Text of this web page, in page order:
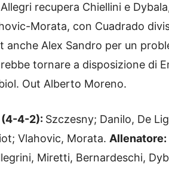
recupera Chiellini e
Morata, con Cuadrado
anche Alex Sandro per un
tornare a disposizione di
Out Alberto Moreno.
(4-4-2): Szczesny; Danilo, De
Vlahovic, Morata. Allenatore:
Miretti, Bernardeschi,